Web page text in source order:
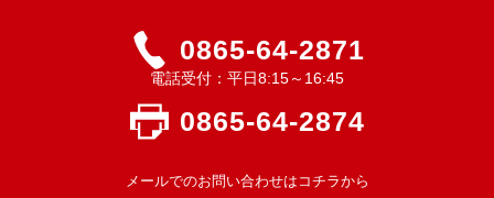
0865-64-2871
電話受付：平日8:15～16:45
0865-64-2874
メールでのお問い合わせはコチラから